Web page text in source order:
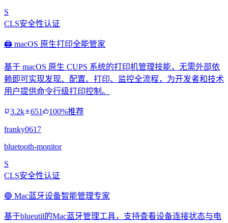
S
CLS安全性认证
🖨️ macOS 原生打印全能管家
基于 macOS 原生 CUPS 系统的打印机管理技能，无需外部依
赖即可实现发现、配置、打印、监控全流程，为开发者和技术
用户提供命令行级打印控制。
3.2k 651 100%推荐
franky0617
bluetooth-monitor
S
CLS安全性认证
🔵 Mac蓝牙设备智能管理专家
基于blueutil的Mac蓝牙管理工具，支持查看设备连接状态与电